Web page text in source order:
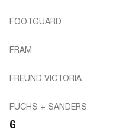
FOOTGUARD
FRAM
FREUND VICTORIA
FUCHS + SANDERS
G